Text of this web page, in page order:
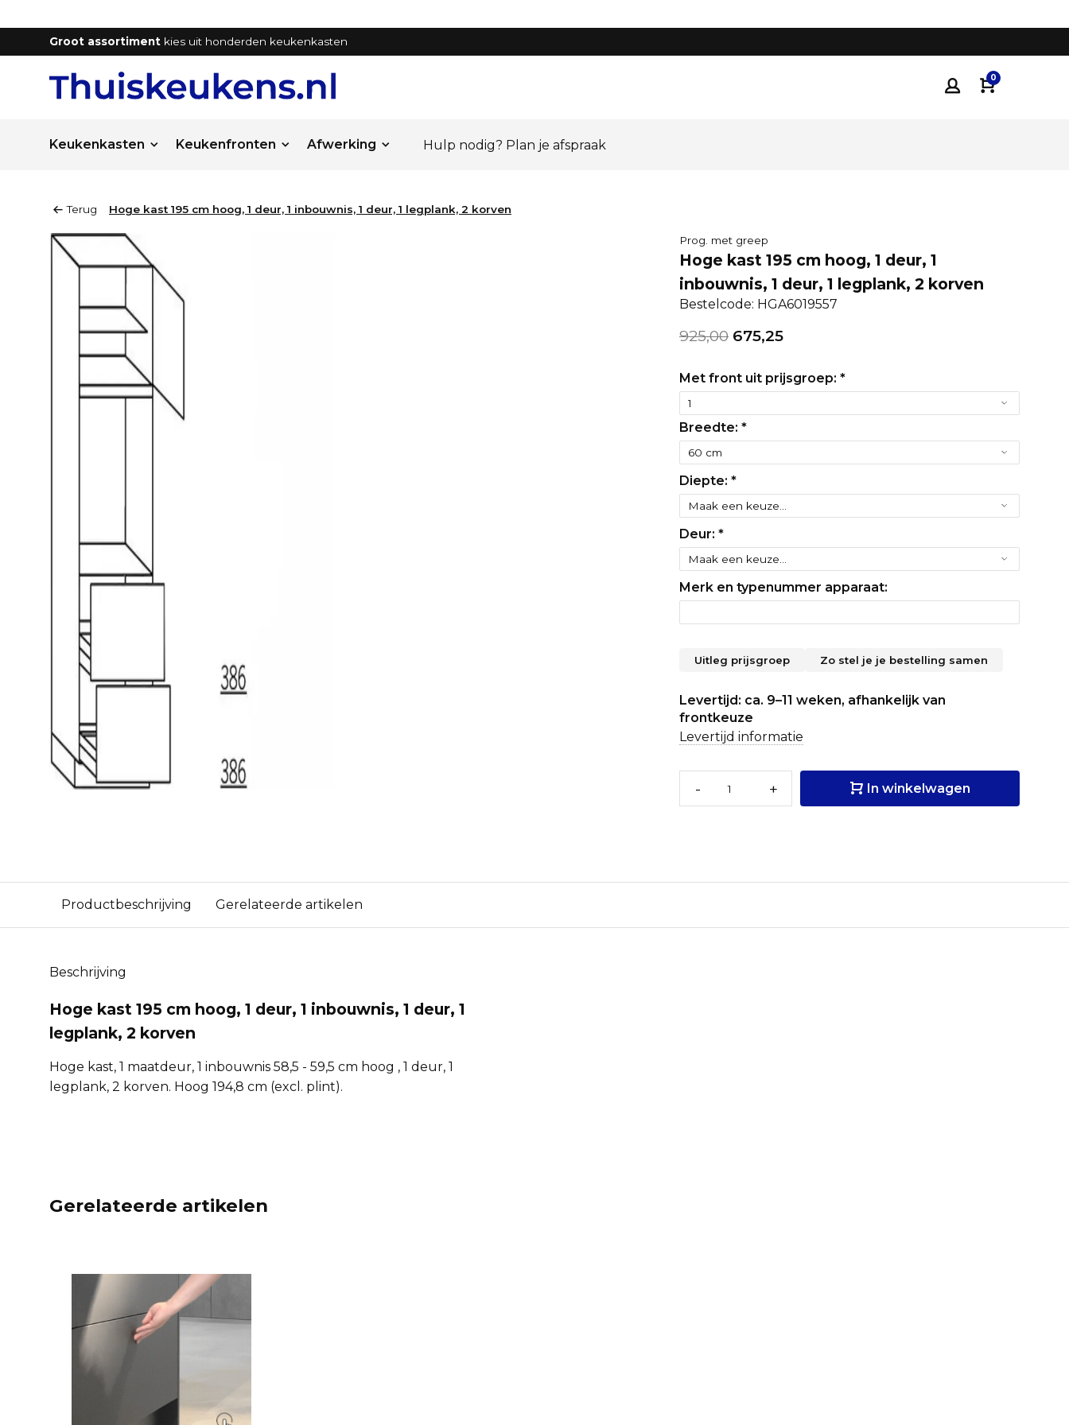
Groot assortiment kies uit honderden keukenkasten
0
Keukenkasten Keukenfronten Afwerking Hulp nodig? Plan je afspraak
Terug Hoge kast 195 cm hoog, 1 deur, 1 inbouwnis, 1 deur, 1 legplank, 2 korven
Prog. met greep
Hoge kast 195 cm hoog, 1 deur, 1
inbouwnis, 1 deur, 1 legplank, 2 korven
Bestelcode: HGA6019557
925,00 675,25
Met front uit prijsgroep: *
Breedte: *
Diepte: *
Deur: *
Merk en typenummer apparaat:
Uitleg prijsgroep Zo stel je je bestelling samen
Levertijd: ca. 9–11 weken, afhankelijk van
frontkeuze
Levertijd informatie
- + In winkelwagen
Productbeschrijving Gerelateerde artikelen
Beschrijving
Hoge kast 195 cm hoog, 1 deur, 1 inbouwnis, 1 deur, 1
legplank, 2 korven
Hoge kast, 1 maatdeur, 1 inbouwnis 58,5 - 59,5 cm hoog , 1 deur, 1
legplank, 2 korven. Hoog 194,8 cm (excl. plint).
Gerelateerde artikelen